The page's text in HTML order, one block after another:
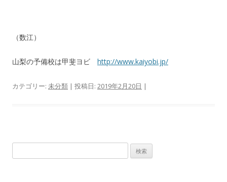
（数江）
山梨の予備校は甲斐ヨビ http://www.kaiyobi.jp/
カテゴリー: 未分類 | 投稿日: 2019年2月20日 |
索